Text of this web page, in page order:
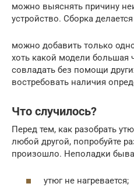
можно выяснять причину
устройство. Сборка
можно добавить только
хоть какой модели большая
совладать без помощи
востребовать наличия
Что случилось?
Перед тем, как разобрать
любой другой, попробуйте
произошло. Неполадки
утюг не нагревается;